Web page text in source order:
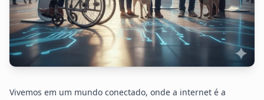
Vivemos em um mundo conectado, onde a internet é a